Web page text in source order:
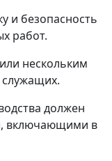
и безопасность
работ.
нескольким
должен
включающими в